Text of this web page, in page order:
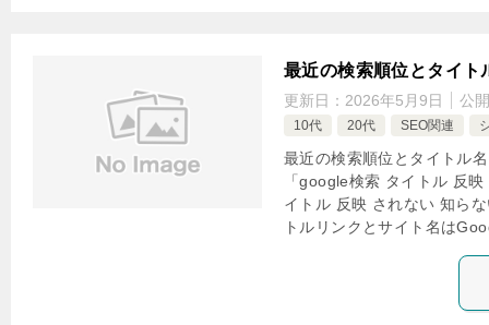
最近の検索順位とタイト
更新日： 2026年5月9日 公
10代 20代 SEO関連
最近の検索順位とタイトル
「google検索 タイトル 反
イトル 反映 されない 知ら
トルリンクとサイト名は